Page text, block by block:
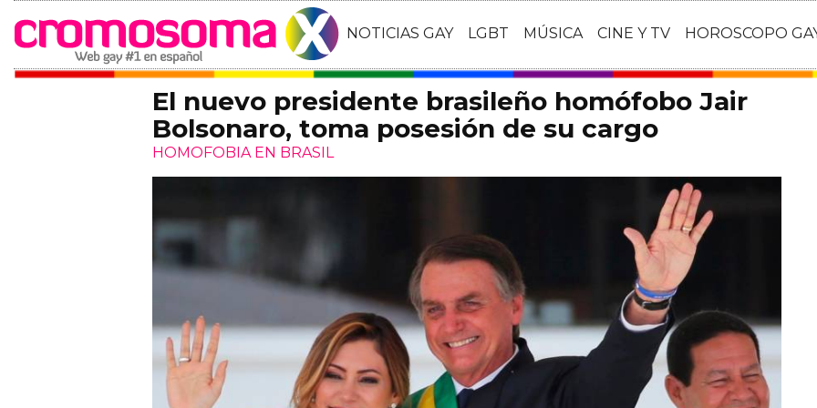
NOTICIAS GAY LGBT MÚSICA CINE Y TV HOROSCOPO
El nuevo presidente brasileño homófobo Jair
Bolsonaro, toma posesión de su cargo
HOMOFOBIA EN BRASIL